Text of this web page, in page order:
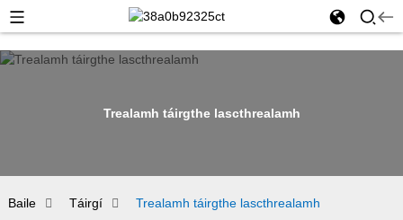
Trealamh táirgthe lascthrealamh
Baile Táirgí Trealamh táirgthe lascthrealamh